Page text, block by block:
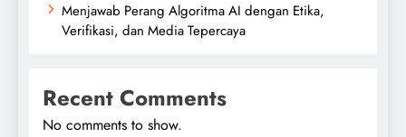
Menjawab Perang Algoritma AI dengan Etika,
Verifikasi, dan Media Tepercaya
Recent Comments
No comments to show.